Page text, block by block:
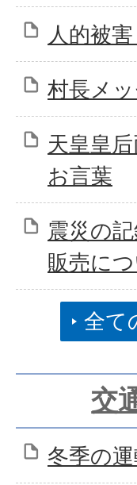
人的被
村長メ
天皇皇
お言葉
震災の
販売に
全て
交
冬季の